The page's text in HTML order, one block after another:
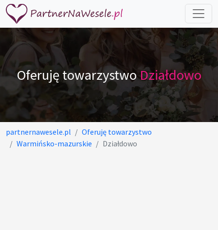
Oferuję towarzystwoDziałdowo
partnernawesele.pl
Oferuję towarzystwo
Warmińsko-mazurskie
Działdowo